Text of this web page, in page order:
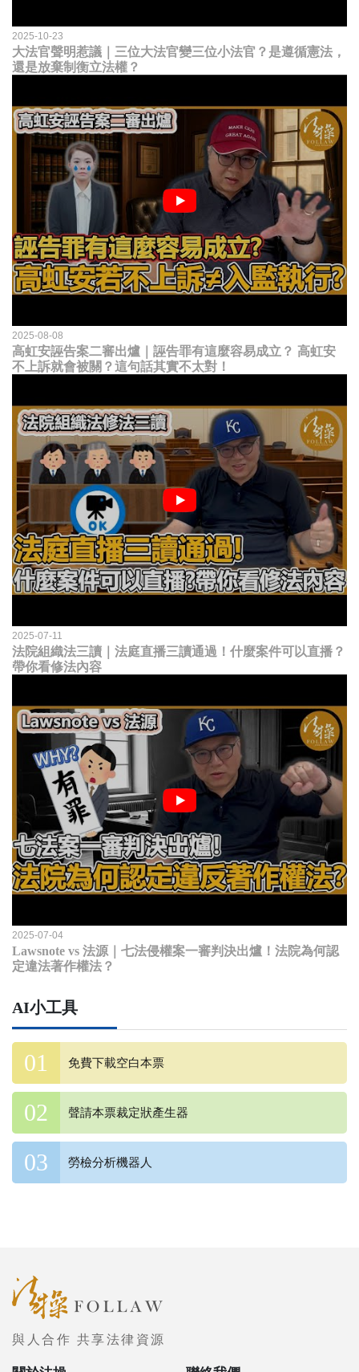
2025-10-23
大法官聲明惹議｜三位大法官變三位小法官？是遵循憲法，
還是放棄制衡立法權？
2025-08-08
高虹安誣告案二審出爐｜誣告罪有這麼容易成立？ 高虹安
不上訴就會被關？這句話其實不太對！
2025-07-11
法院組織法三讀｜法庭直播三讀通過！什麼案件可以直播？
帶你看修法內容
2025-07-04
Lawsnote vs 法源｜七法侵權案一審判決出爐！法院為何認
定違法著作權法？
AI小工具
免費下載空白本票
聲請本票裁定狀產生器
勞檢分析機器人
與人合作 共享法律資源